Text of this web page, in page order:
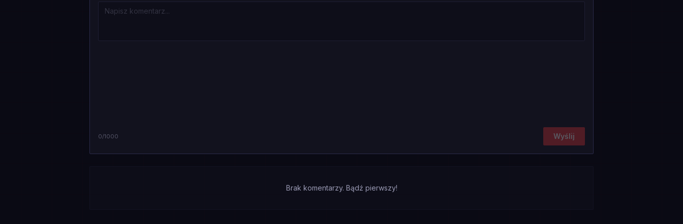
0/1000 Wyślij
Brak komentarzy. Bądź pierwszy!